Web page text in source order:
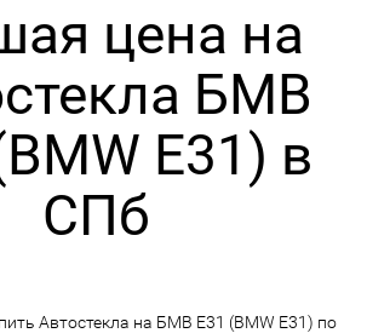
цена на
БМВ
E31) в
СПб
Автостекла на БМВ E31 (BMW E31) по